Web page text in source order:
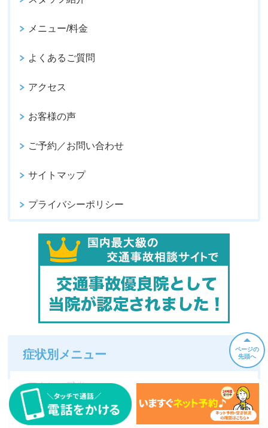
メニュー/料金
よくあるご質問
アクセス
お客様の声
ご予約／お問い合わせ
サイトマップ
プライバシーポリシー
症状別メニュー
アキレス腱炎
パニック障害
ページの
先頭へ